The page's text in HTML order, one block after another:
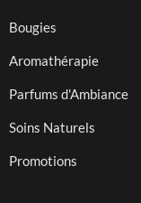
Bougies
Aromathérapie
Parfums d'Ambiance
Soins Naturels
Promotions